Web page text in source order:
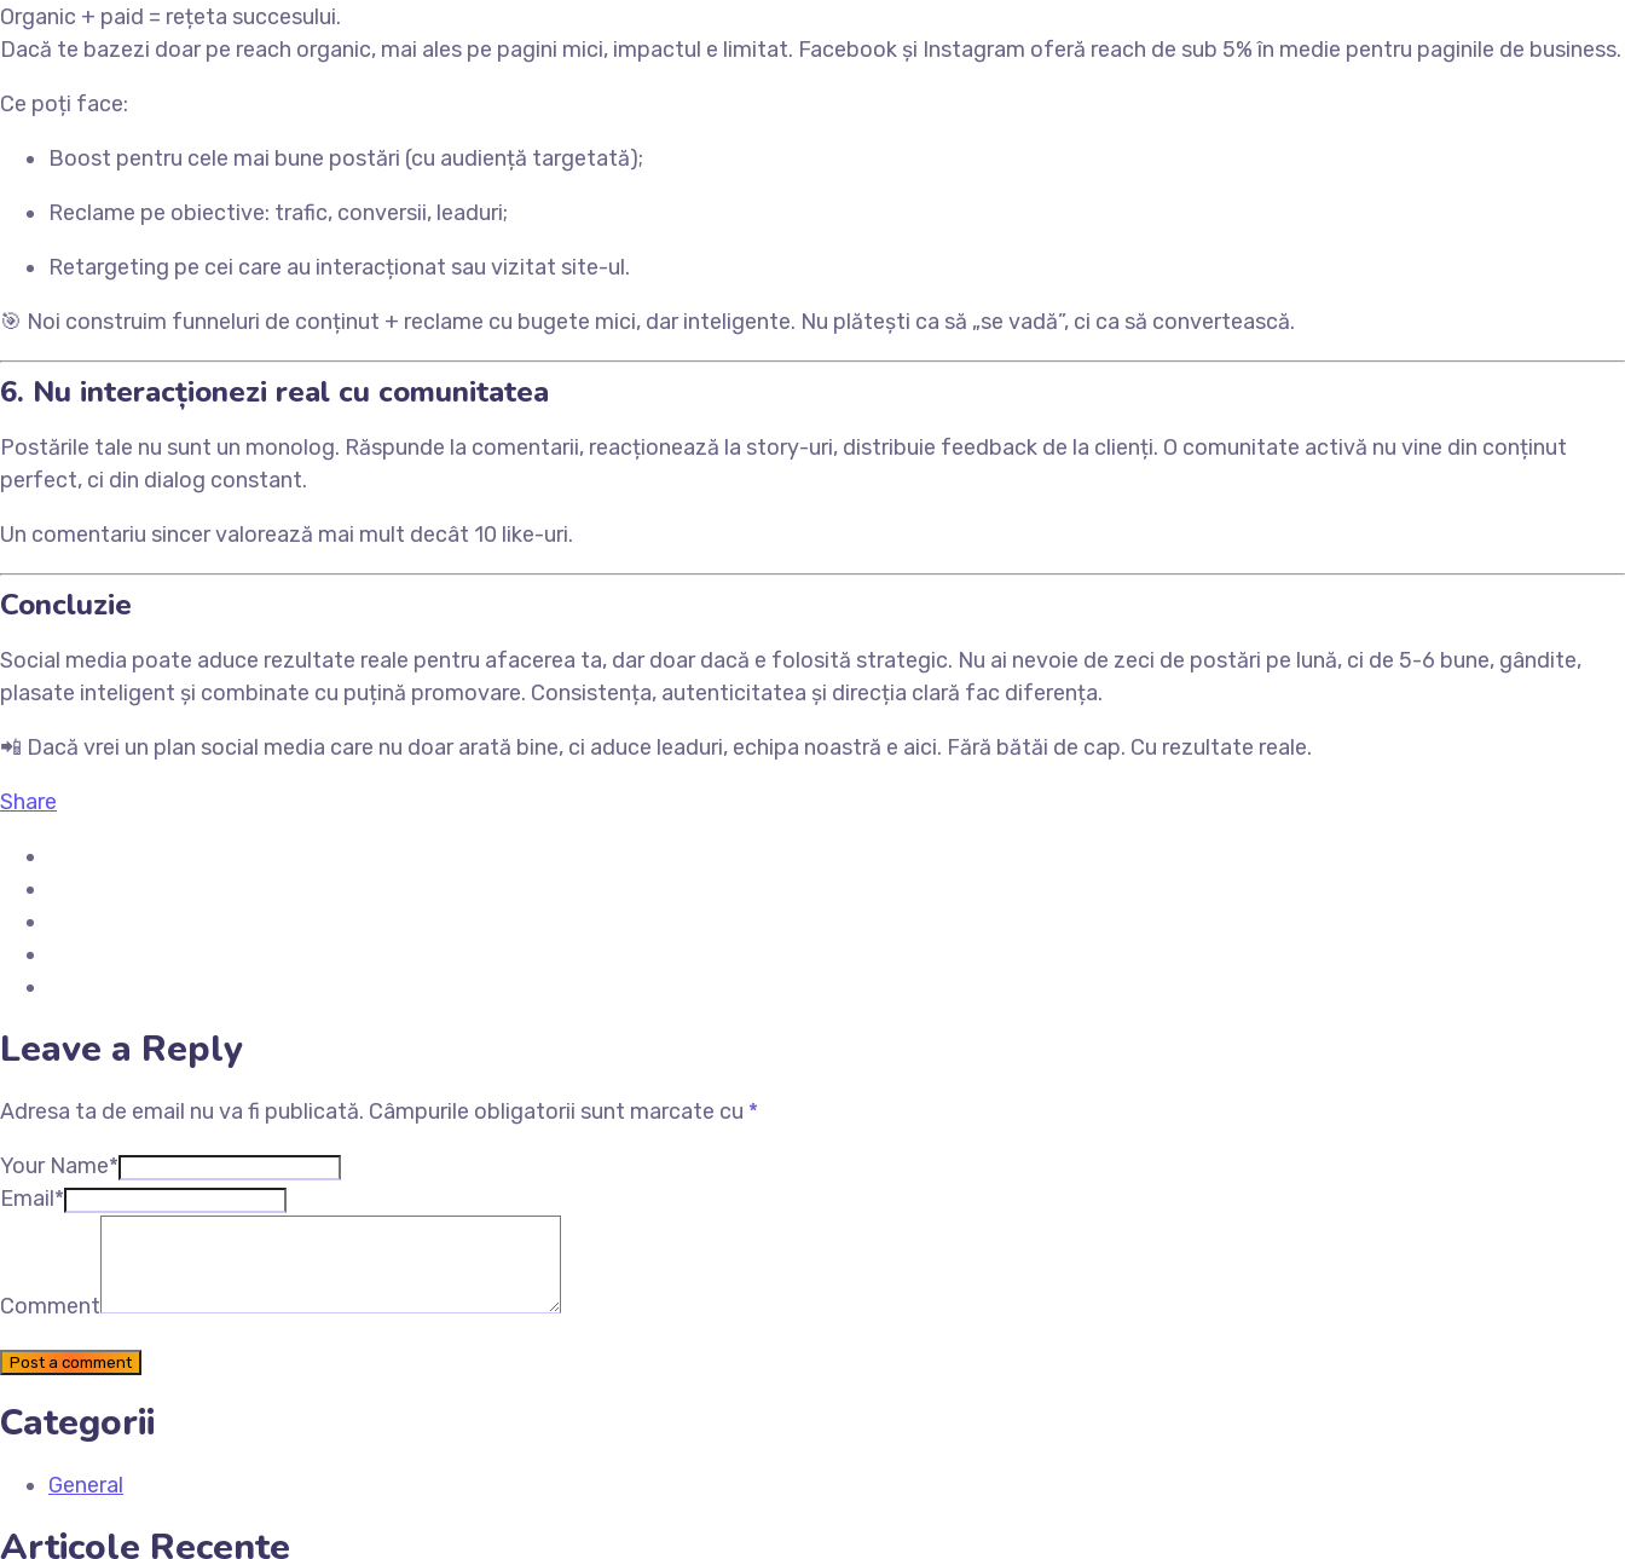
Organic + paid = rețeta succesului.
Dacă te bazezi doar pe reach organic, mai ales pe pagini mici, impactul e limitat. Facebook și Instagram oferă reach de sub 5% în medie pentru paginile de business.
Ce poți face:
Boost pentru cele mai bune postări (cu audiență targetată);
Reclame pe obiective: trafic, conversii, leaduri;
Retargeting pe cei care au interacționat sau vizitat site-ul.
🎯 Noi construim funneluri de conținut + reclame cu bugete mici, dar inteligente. Nu plătești ca să „se vadă”, ci ca să convertească.
6. Nu interacționezi real cu comunitatea
Postările tale nu sunt un monolog. Răspunde la comentarii, reacționează la story-uri, distribuie feedback de la clienți. O comunitate activă nu vine din conținut
perfect, ci din dialog constant.
Un comentariu sincer valorează mai mult decât 10 like-uri.
Concluzie
Social media poate aduce rezultate reale pentru afacerea ta, dar doar dacă e folosită strategic. Nu ai nevoie de zeci de postări pe lună, ci de 5-6 bune, gândite,
plasate inteligent și combinate cu puțină promovare. Consistența, autenticitatea și direcția clară fac diferența.
📲 Dacă vrei un plan social media care nu doar arată bine, ci aduce leaduri, echipa noastră e aici. Fără bătăi de cap. Cu rezultate reale.
Share
Leave a Reply
Adresa ta de email nu va fi publicată. Câmpurile obligatorii sunt marcate cu *
Your Name*
Email*
Comment
Post a comment
Categorii
General
Articole Recente